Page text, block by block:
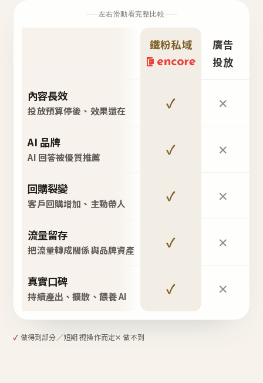
左右滑動看完整比較
鐵粉私域
廣告
投放
內容長效
投放預算停後、效果還在 ✓ ✕
AI 品牌
AI 回答被優質推薦 ✓ ✕
回購裂變
客戶回購增加、主動帶人 ✓ ✕
流量留存
把流量轉成關係與品牌資產 ✓ ✕
真實口碑
持續產出、擴散、餵養 AI ✓ ✕
✓ 做得到部分／短期 視操作而定✕ 做不到